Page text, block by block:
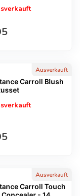
Preis
Ausverkauft
Carroll Blush
Preis
Ausverkauft
Carroll Touch